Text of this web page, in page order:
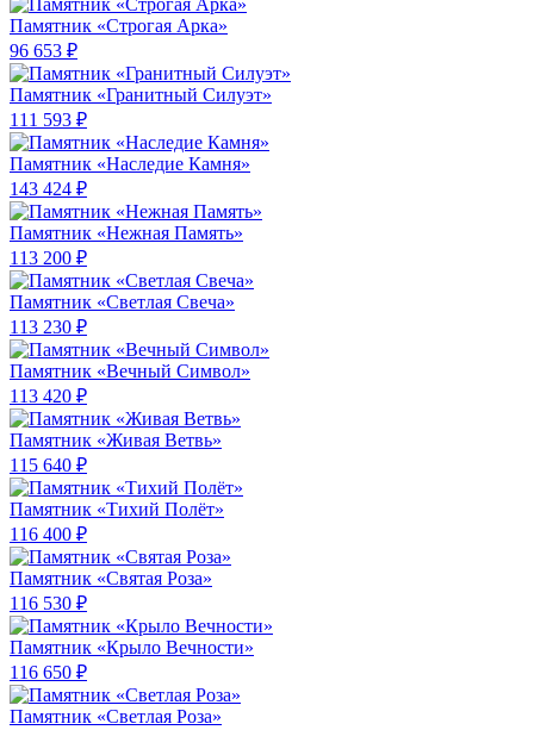
Памятник «Строгая Арка»
96 653 ₽
Памятник «Гранитный Силуэт»
111 593 ₽
Памятник «Наследие Камня»
143 424 ₽
Памятник «Нежная Память»
113 200 ₽
Памятник «Светлая Свеча»
113 230 ₽
Памятник «Вечный Символ»
113 420 ₽
Памятник «Живая Ветвь»
115 640 ₽
Памятник «Тихий Полёт»
116 400 ₽
Памятник «Святая Роза»
116 530 ₽
Памятник «Крыло Вечности»
116 650 ₽
Памятник «Светлая Роза»